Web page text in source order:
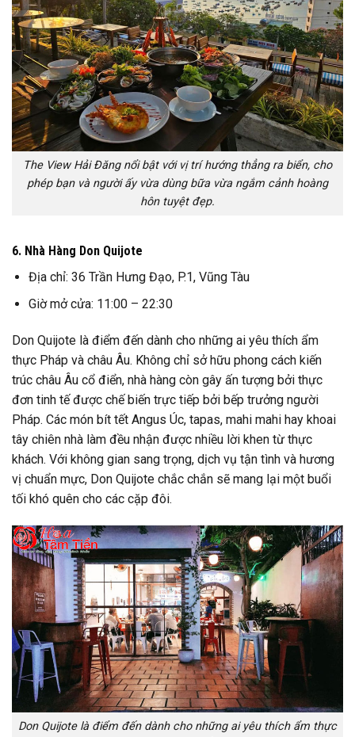
The View Hải Đăng nổi bật với vị trí hướng thẳng ra biển, cho
phép bạn và người ấy vừa dùng bữa vừa ngắm cảnh hoàng
hôn tuyệt đẹp.
6. Nhà Hàng Don Quijote
Địa chỉ: 36 Trần Hưng Đạo, P.1, Vũng Tàu
Giờ mở cửa: 11:00 – 22:30
Don Quijote là điểm đến dành cho những ai yêu thích ẩm
thực Pháp và châu Âu. Không chỉ sở hữu phong cách kiến
trúc châu Âu cổ điển, nhà hàng còn gây ấn tượng bởi thực
đơn tinh tế được chế biến trực tiếp bởi bếp trưởng người
Pháp. Các món bít tết Angus Úc, tapas, mahi mahi hay khoai
tây chiên nhà làm đều nhận được nhiều lời khen từ thực
khách. Với không gian sang trọng, dịch vụ tận tình và hương
vị chuẩn mực, Don Quijote chắc chắn sẽ mang lại một buổi
tối khó quên cho các cặp đôi.
Don Quijote là điểm đến dành cho những ai yêu thích ẩm thực